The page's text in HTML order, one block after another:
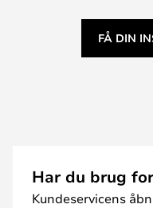
FÅ DIN
Har du brug
Kundeservicens